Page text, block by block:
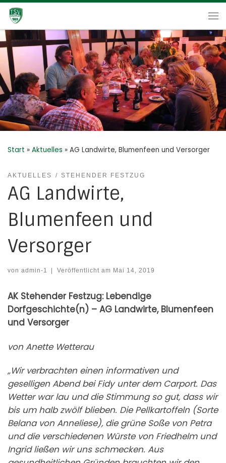
Zum Inhalt springen
Start » Aktuelles » AG Landwirte, Blumenfeen und Versorger
AKTUELLES STEHENDER FESTZUG
AG Landwirte,
Blumenfeen und
Versorger
von admin-1 Veröffentlicht am Mai 14, 2019
AK Stehender Festzug: Lebendige
Dorfgeschichte(n) – AG Landwirte, Blumenfeen
und Versorger
von Anette Wetterau
„Wir verbrachten einen informativen und
geselligen Abend bei Fidy unter dem Carport. Das
Wetter war lau und die Stimmung so gut, dass wir
bis um halb zwölf blieben. Die Pellkartoffeln (Sorte
Belana von Anneliese), die grüne Soße von Petra
und die verschiedenen Würste von Friedhelm und
Ingrid ließen wir uns schmecken. Aus